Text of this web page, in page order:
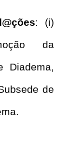
: (i)
da
Diadema,
de